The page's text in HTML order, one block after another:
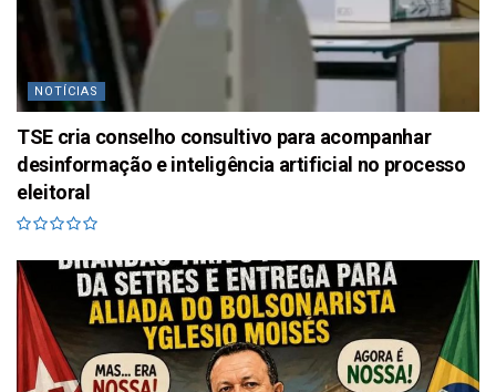
NOTÍCIAS
TSE cria conselho consultivo para acompanhar
desinformação e inteligência artificial no processo
eleitoral